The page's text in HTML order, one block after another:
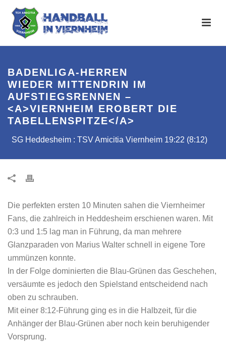
BADENLIGA-HERREN
WIEDER MITTENDRIN IM
AUFSTIEGSRENNEN –
<A>VIERNHEIM EROBERT DIE
TABELLENSPITZE</A>
SG Heddesheim : TSV Amicitia Viernheim 19:22 (8:12)
Die perfekten ersten 10 Minuten sahen die Viernheimer
Fans, die zahlreich in Heddesheim erschienen waren. Mit
0:3 und 1:5 lag man in Führung, da man mehrere
Glanzparaden von Marius Walter schnell in eigene Tore
ummünzen konnte.
In der Folge dominierten die Blau-Grünen das Geschehen,
versäumte es jedoch den Spielstand entscheidend nach
oben zu schrauben.
Mit einer 8:12-Führung ging es in die Halbzeit, für die
Anhänger der Blau-Grünen aber noch kein beruhigender
Vorsprung.